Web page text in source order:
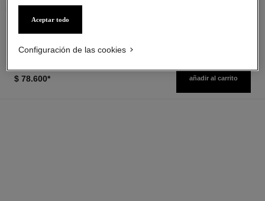
$ 89.600*
Ver información
$ 78.600* añadir al carrito
Aceptar todo
Configuración de las cookies